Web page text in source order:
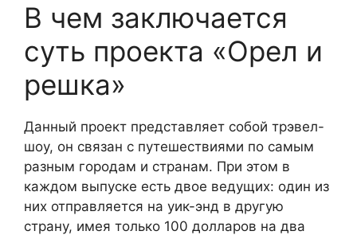
В чем заключается
суть проекта «Орел и
решка»
Данный проект представляет собой трэвел-
шоу, он связан с путешествиями по самым
разным городам и странам. При этом в
каждом выпуске есть двое ведущих: один из
них отправляется на уик-энд в другую
страну, имея только 100 долларов на два